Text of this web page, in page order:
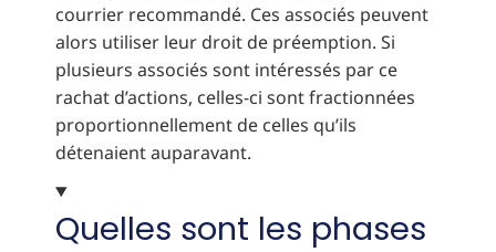
courrier recommandé. Ces associés peuvent
alors utiliser leur droit de préemption. Si
plusieurs associés sont intéressés par ce
rachat d’actions, celles-ci sont fractionnées
proportionnellement de celles qu’ils
détenaient auparavant.
Quelles sont les phases